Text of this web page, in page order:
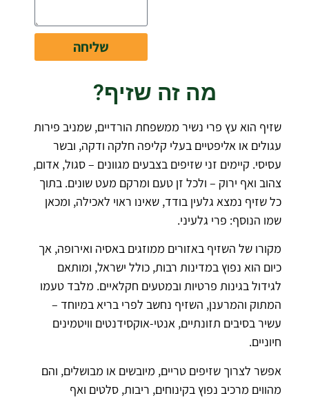
שליחה
מה זה שזיף?
שזיף הוא עץ פרי נשיר ממשפחת הורדיים, שמניב פירות
עגולים או אליפטיים בעלי קליפה חלקה ודקה, ובשר
עסיסי. קיימים זני שזיפים בצבעים מגוונים – סגול, אדום,
צהוב ואף ירוק – ולכל זן טעם ומרקם מעט שונים. בתוך
כל שזיף נמצא גלעין בודד, שאינו ראוי לאכילה, ומכאן
שמו הנוסף: פרי גלעיני.
מקורו של השזיף באזורים ממוזגים באסיה ואירופה, אך
כיום הוא נפוץ במדינות רבות, כולל ישראל, ומותאם
לגידול בגינות פרטיות ובמטעים חקלאיים. מלבד טעמו
המתוק והמרענן, השזיף נחשב לפרי בריא במיוחד –
עשיר בסיבים תזונתיים, אנטי-אוקסידנטים וויטמינים
חיוניים.
אפשר לצרוך שזיפים טריים, מיובשים או מבושלים, והם
מהווים מרכיב נפוץ בקינוחים, ריבות, סלטים ואף